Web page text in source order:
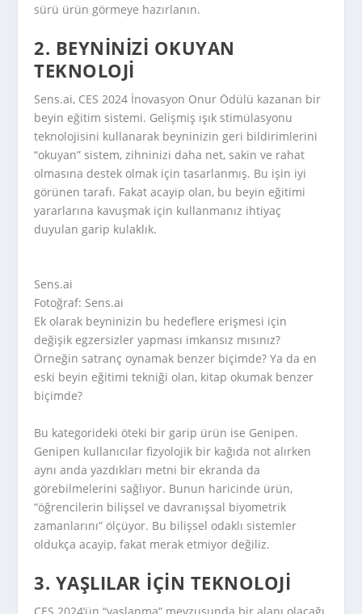
sürü ürün görmeye hazırlanın.
2. BEYNINIZI OKUYAN
TEKNOLOJI
Sens.ai, CES 2024 İnovasyon Onur Ödülü kazanan bir
beyin eğitim sistemi. Gelişmiş ışık stimülasyonu
teknolojisini kullanarak beyninizin geri bildirimlerini
“okuyan” sistem, zihninizi daha net, sakin ve rahat
olmasına destek olmak için tasarlanmış. Bu işin iyi
görünen tarafı. Fakat acayip olan, bu beyin eğitimi
yararlarına kavuşmak için kullanmanız ihtiyaç
duyulan garip kulaklık.
Sens.ai
Fotoğraf: Sens.ai
Ek olarak beyninizin bu hedeflere erişmesi için
değişik egzersizler yapması imkansız mısınız?
Örneğin satranç oynamak benzer biçimde? Ya da en
eski beyin eğitimi tekniği olan, kitap okumak benzer
biçimde?
Bu kategorideki öteki bir garip ürün ise Genipen.
Genipen kullanıcılar fizyolojik bir kağıda not alırken
aynı anda yazdıkları metni bir ekranda da
görebilmelerini sağlıyor. Bunun haricinde ürün,
“öğrencilerin bilişsel ve davranışsal biyometrik
zamanlarını” ölçüyor. Bu bilişsel odaklı sistemler
oldukça acayip, fakat merak etmiyor değiliz.
3. YAŞLILAR IÇIN TEKNOLOJI